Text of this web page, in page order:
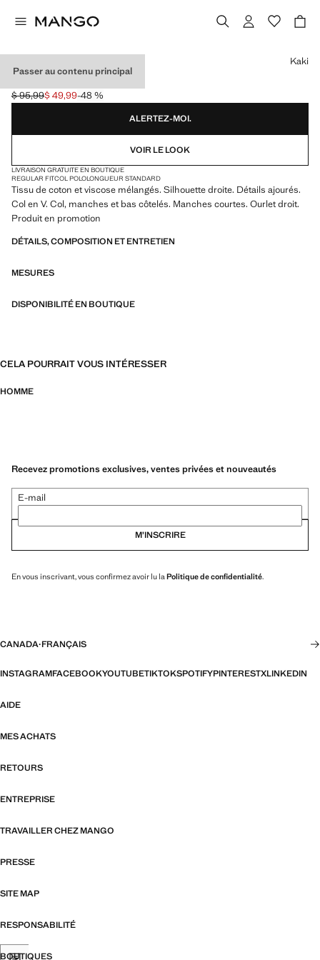
Passer au contenu principal
POLO MAILLE CÔTELÉE
Prix initial barré [$ 95,99 ]
$ 95,99
Prix actuel [$ 49,99 ]
$ 49,99-48 %
Choisissez une couleur
Kaki
ALERTEZ-MOI.
VOIR LE LOOK
LIVRAISON GRATUITE EN BOUTIQUE
REGULAR FITCOL POLOLONGUEUR STANDARD
Tissu de coton et viscose mélangés. Silhouette droite. Détails ajourés.
Col en V. Col, manches et bas côtelés. Manches courtes. Ourlet droit.
Produit en promotion
DÉTAILS, COMPOSITION ET ENTRETIEN
MESURES
DISPONIBILITÉ EN BOUTIQUE
CELA POURRAIT VOUS INTÉRESSER
HOMME
Recevez promotions exclusives, ventes privées et nouveautés
E-mail
M’INSCRIRE
En vous inscrivant, vous confirmez avoir lu la Politique de confidentialité.
CANADA·FRANÇAIS
INSTAGRAMFACEBOOKYOUTUBETIKTOKSPOTIFYPINTERESTXLINKEDIN
AIDE
MES ACHATS
RETOURS
ENTREPRISE
TRAVAILLER CHEZ MANGO
PRESSE
SITE MAP
RESPONSABILITÉ
BOUTIQUES